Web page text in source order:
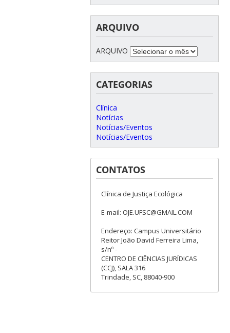
ARQUIVO
ARQUIVO
CATEGORIAS
Clínica
Notícias
Notícias/Eventos
Notícias/Eventos
CONTATOS
Clínica de Justiça Ecológica
E-mail: OJE.UFSC@GMAIL.COM
Endereço: Campus Universitário
Reitor João David Ferreira Lima,
s/nº -
CENTRO DE CIÊNCIAS JURÍDICAS
(CCJ), SALA 316
Trindade, SC, 88040-900